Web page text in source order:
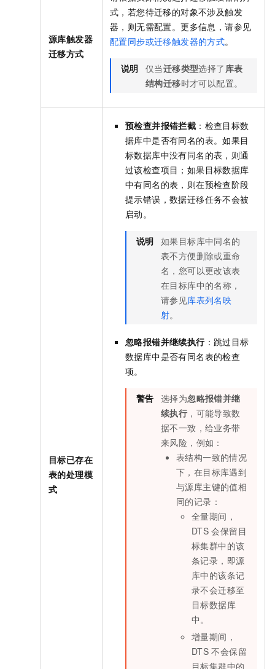
源库触发器
迁移方式
式，若您待迁移的对象不涉及触发
器，则无需配置。更多信息，请参见
配置同步或迁移触发器的方式。
说明 仅当迁移类型选择了 库表
结构迁移时才可以配置。
目标已存在
表的处理模
式
预检查并报错拦截 ：检查目标数
据库中是否有同名的表。如果目
标数据库中没有同名的表，则通
过该检查项目；如果目标数据库
中有同名的表，则在预检查阶段
提示错误，数据迁移任务不会被
启动。
说明 如果目标库中同名的
表不方便删除或重命
名，您可以更改该表
在目标库中的名称，
请参见库表列名映
射。
忽略报错并继续执行：跳过目标
数据库中是否有同名表的检查
项。
警告 选择为忽略报错并继
续执行 ，可能导致数
据不一致，给业务带
来风险，例如：
表结构一致的情况
下，在目标库遇到
与源库主键的值相
同的记录：
全量期间，
DTS 会保留目
标集群中的该
条记录，即源
库中的该条记
录不会迁移至
目标数据库
中。
增量期间，
DTS 不会保留
目标集群中的